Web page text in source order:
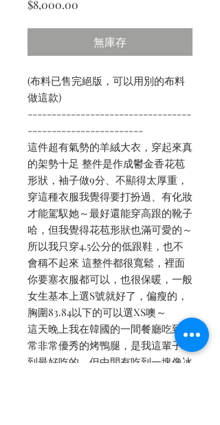
$8,000.00
無庫存
(布料已售完絕版，可以用別的布料
做這款)
----------------------------------
------------------------
這件超有氣勢的羊絨大衣，穿起來真
的架勢十足 整件是作成鬱金香花苞
形狀，袖子做9分、不顯得太厚重，
穿這種衣服我覺得要打扮過、有化妝
才能駕馭她～最好還能穿高跟的靴子
哈，但我覺得花苞形狀也滿可愛的～
所以我只穿4.5公分的低跟鞋，也不
會稱不起來 這整件都很寬鬆，裡面
你要塞衣服都可以，也很保暖，一般
女生基本上選S號就好了，偏瘦的，
胸圍83.84以下的可以選XS噢～
這天晚上我在韓國的一間餐廳吃到非
常非常優秀的烤鴨腿，是我這輩子吃
到最好吃的，但中間有吃到一塊像冰